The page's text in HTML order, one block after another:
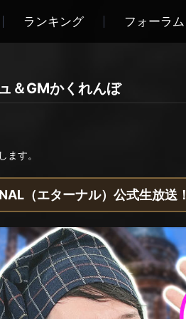
ランキング フォーラム
＆GMかくれんぼ
ます。
（エターナル）公式生放送！